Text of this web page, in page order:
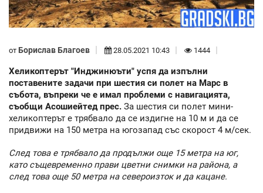
от Борислав Благоев 28.05.2021 10:43 1444
Хеликоптерът "Инджинюъти" успя да изпълни
поставените задачи при шестия си полет на Марс в
събота, въпреки че е имал проблеми с навигацията,
съобщи Асошиейтед прес. За шестия си полет мини-
хеликоптерът е трябвало да се издигне на 10 м и да се
придвижи на 150 метра на югозапад със скорост 4 м/сек.
След това е трябвало да продължи още 15 метра на юг,
като същевременно прави цветни снимки на района, а
след това още 50 метра на североизток и да кацане.